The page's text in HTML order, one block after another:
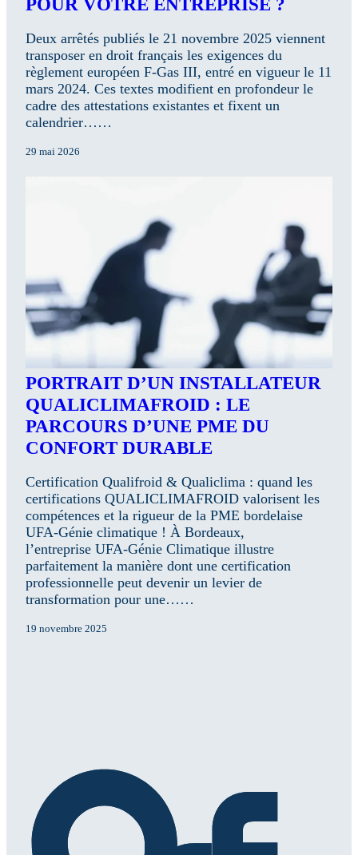
POUR VOTRE ENTREPRISE ?
Deux arrêtés publiés le 21 novembre 2025 viennent
transposer en droit français les exigences du
règlement européen F-Gas III, entré en vigueur le 11
mars 2024. Ces textes modifient en profondeur le
cadre des attestations existantes et fixent un
calendrier……
29 mai 2026
PORTRAIT D’UN INSTALLATEUR
QUALICLIMAFROID : LE
PARCOURS D’UNE PME DU
CONFORT DURABLE
Certification Qualifroid & Qualiclima : quand les
certifications QUALICLIMAFROID valorisent les
compétences et la rigueur de la PME bordelaise
UFA-Génie climatique ! À Bordeaux,
l’entreprise UFA-Génie Climatique illustre
parfaitement la manière dont une certification
professionnelle peut devenir un levier de
transformation pour une……
19 novembre 2025